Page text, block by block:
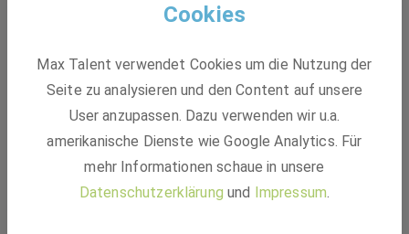
Praktikumswoche im Handwerk: 09.11. –
13.11.2026
Ingolstadt Village, Otto-Hahn-Straße, 85055 Ingolstadt
Cookies
Max Talent verwendet Cookies um die Nutzung der
Seite zu analysieren und den Content auf unsere
User anzupassen. Dazu verwenden wir u.a.
amerikanische Dienste wie Google Analytics. Für
mehr Informationen schaue in unsere
Datenschutzerklärung und Impressum.